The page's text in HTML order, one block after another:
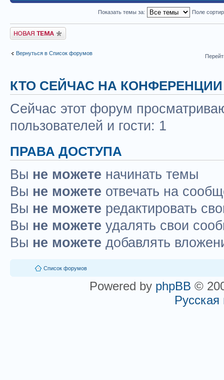
Показать темы за: Поле
Новая тема
Вернуться в Список форумов
КТО СЕЙЧАС НА КОНФЕРЕНЦИИ
Сейчас этот форум
пользователей и гости: 1
ПРАВА ДОСТУПА
Вы не можете начинать темы
Вы не можете отвечать на
Вы не можете редактировать
Вы не можете удалять свои
Вы не можете добавлять
Список форумов
Powered by phpBB ©